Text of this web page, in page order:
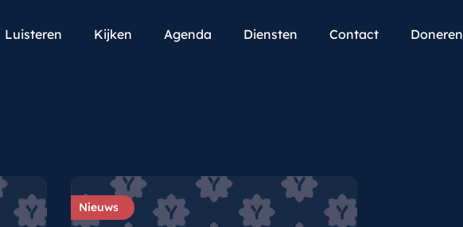
Luisteren Kijken Agenda Diensten Contact Doneren
Nieuws